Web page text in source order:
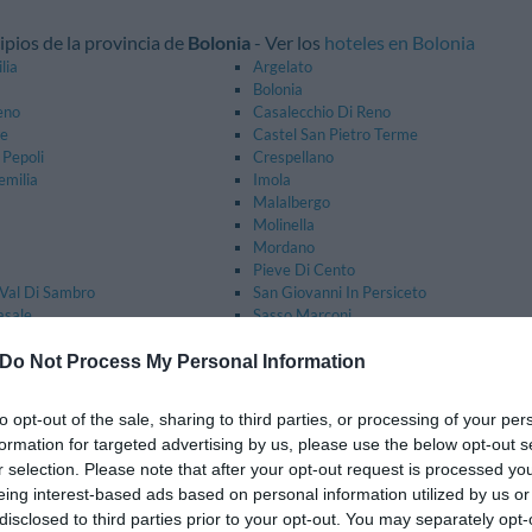
Do Not Process My Personal Information
opt-out of the sale, sharing to third parties, or processing of your
for targeted advertising by us, please use the below opt-out
selection. Please note that after your opt-out request is processed
interest-based ads based on personal information utilized by us
to third parties prior to your opt-out. You may separately
de la provincia de Bolonia - Ver los hoteles en Bolonia
Argelato
Bolonia
Casalecchio Di Reno
Castel San Pietro Terme
Crespellano
Imola
Malalbergo
Molinella
Mordano
Pieve Di Cento
Di Sambro
San Giovanni In Persiceto
Sasso Marconi
de la provincia de
Lagosanto
Sant'agostino
de la provincia deForlì-Cesena- Ver loshoteles en Forlì-
Bertinoro